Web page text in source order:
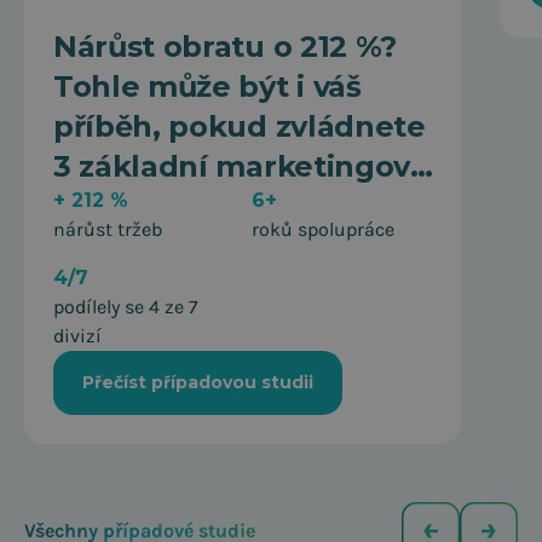
Nárůst obratu o 212 %?
Tohle může být i váš
příběh, pokud zvládnete
3 základní marketingová
pravidla.
+ 212 %
nárůst tržeb
6+
roků spolupráce
4/7
podílely se 4 ze 7
divizí
Přečíst případovou studii
Všechny případové studie